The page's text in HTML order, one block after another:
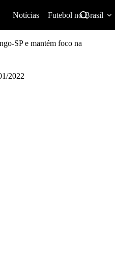
Notícias Futebol no Brasil
SP e mantém foco na
2022